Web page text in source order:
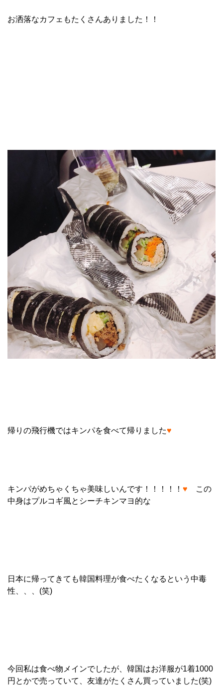
お洒落なカフェもたくさんありました！！
帰りの飛行機ではキンパを食べて帰りました♥
キンパがめちゃくちゃ美味しいんです！！！！！ ♥ この
中身はプルコギ風とシーチキンマヨ的な
日本に帰ってきても韓国料理が食べたくなるという中毒
性、、、(笑)
今回私は食べ物メインでしたが、韓国はお洋服が1着1000
円とかで売っていて、友達がたくさん買っていました(笑)